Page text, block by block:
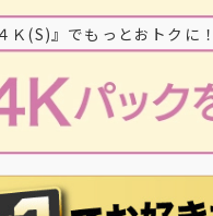
Ｋ(S)』でもっとおトクに